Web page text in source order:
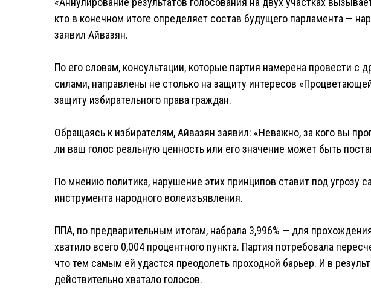
кто в конечном итоге определяет состав будущего парламента —
заявил Айвазян.
По его словам, консультации, которые партия намерена провести с
силами, направлены не столько на защиту интересов
защиту избирательного права граждан.
Обращаясь к избирателям, Айвазян заявил: «Неважно, за кого вы
ли ваш голос реальную ценность или его значение может быть
По мнению политика, нарушение этих принципов ставит под угрозу
инструмента народного волеизъявления.
ППА, по предварительным итогам, набрала 3,996% — для
хватило всего 0,004 процентного пункта. Партия потребовала
что тем самым ей удастся преодолеть проходной барьер. И в
действительно хватало голосов.